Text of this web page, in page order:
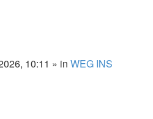
10:11 » in WEG INS